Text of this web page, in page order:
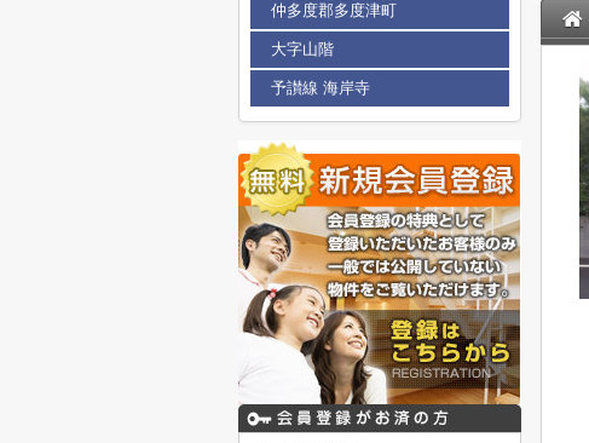
仲多度郡多度津町
大字山階
予讃線 海岸寺